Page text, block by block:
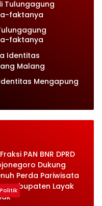
faktanya
Mengapung
Politik